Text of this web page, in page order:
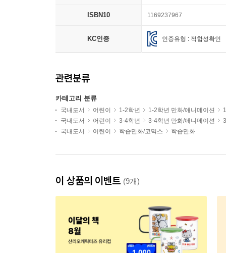
ISBN10 1169237967
KC인증 인증유형 : 적합성확인
관련분류
카테고리 분류
국내도서 어린이 1-2학년 1-2학년 만화/애니메이션
국내도서
어린이 3-4학년 3-4학년 만화/애니메이션
국내도서
어린이 학습만화/코믹스 학습만화
이 상품의 이벤트 (9개)